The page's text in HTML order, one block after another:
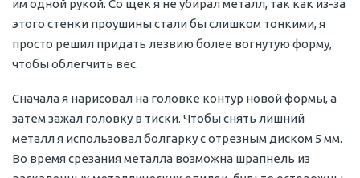
им одной рукой. Со щек я не убирал металл, так как из-за
этого стенки проушины стали бы слишком тонкими, я
просто решил придать лезвию более вогнутую форму,
чтобы облегчить вес.
Сначала я нарисовал на головке контур новой формы, а
затем зажал головку в тиски. Чтобы снять лишний
металл я использовал болгарку с отрезным диском 5 мм.
Во время срезания металла возможна шрапнель из